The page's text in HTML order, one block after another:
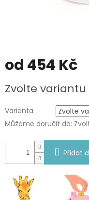
od 454 Kč
cena:
Zvolte variantu
Varianta
Můžeme doručit do:
Přidat